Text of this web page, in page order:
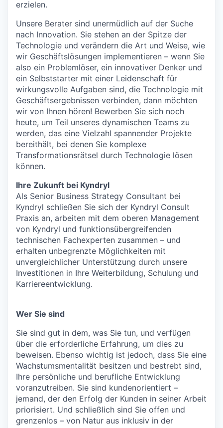
erzielen.
Unsere Berater sind unermüdlich auf der Suche
nach Innovation. Sie stehen an der Spitze der
Technologie und verändern die Art und Weise, wie
wir Geschäftslösungen implementieren – wenn Sie
also ein Problemlöser, ein innovativer Denker und
ein Selbststarter mit einer Leidenschaft für
wirkungsvolle Aufgaben sind, die Technologie mit
Geschäftsergebnissen verbinden, dann möchten
wir von Ihnen hören! Bewerben Sie sich noch
heute, um Teil unseres dynamischen Teams zu
werden, das eine Vielzahl spannender Projekte
bereithält, bei denen Sie komplexe
Transformationsrätsel durch Technologie lösen
können.
Ihre Zukunft bei Kyndryl
Als Senior Business Strategy Consultant bei
Kyndryl schließen Sie sich der Kyndryl Consult
Praxis an, arbeiten mit dem oberen Management
von Kyndryl und funktionsübergreifenden
technischen Fachexperten zusammen – und
erhalten unbegrenzte Möglichkeiten mit
unvergleichlicher Unterstützung durch unsere
Investitionen in Ihre Weiterbildung, Schulung und
Karriereentwicklung.
Wer Sie sind
Sie sind gut in dem, was Sie tun, und verfügen
über die erforderliche Erfahrung, um dies zu
beweisen. Ebenso wichtig ist jedoch, dass Sie eine
Wachstumsmentalität besitzen und bestrebt sind,
Ihre persönliche und berufliche Entwicklung
voranzutreiben. Sie sind kundenorientiert –
jemand, der den Erfolg der Kunden in seiner Arbeit
priorisiert. Und schließlich sind Sie offen und
grenzenlos – von Natur aus inklusiv in der